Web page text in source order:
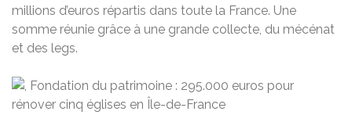
millions d’euros répartis dans toute la France. Une
somme réunie grâce à une grande collecte, du mécénat
et des legs.